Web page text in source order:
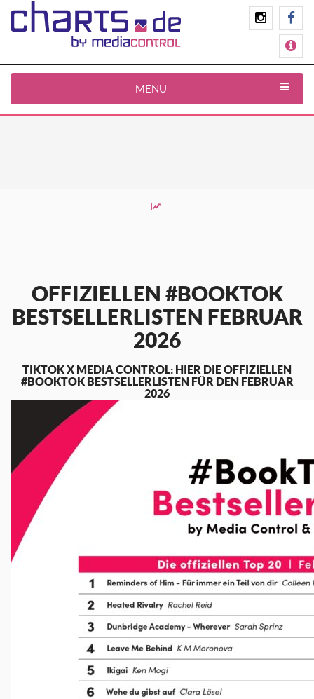
MENU
OFFIZIELLEN #BOOKTOK
BESTSELLERLISTEN FEBRUAR
2026
TIKTOK X MEDIA CONTROL: HIER DIE OFFIZIELLEN
#BOOKTOK BESTSELLERLISTEN FÜR DEN FEBRUAR
2026